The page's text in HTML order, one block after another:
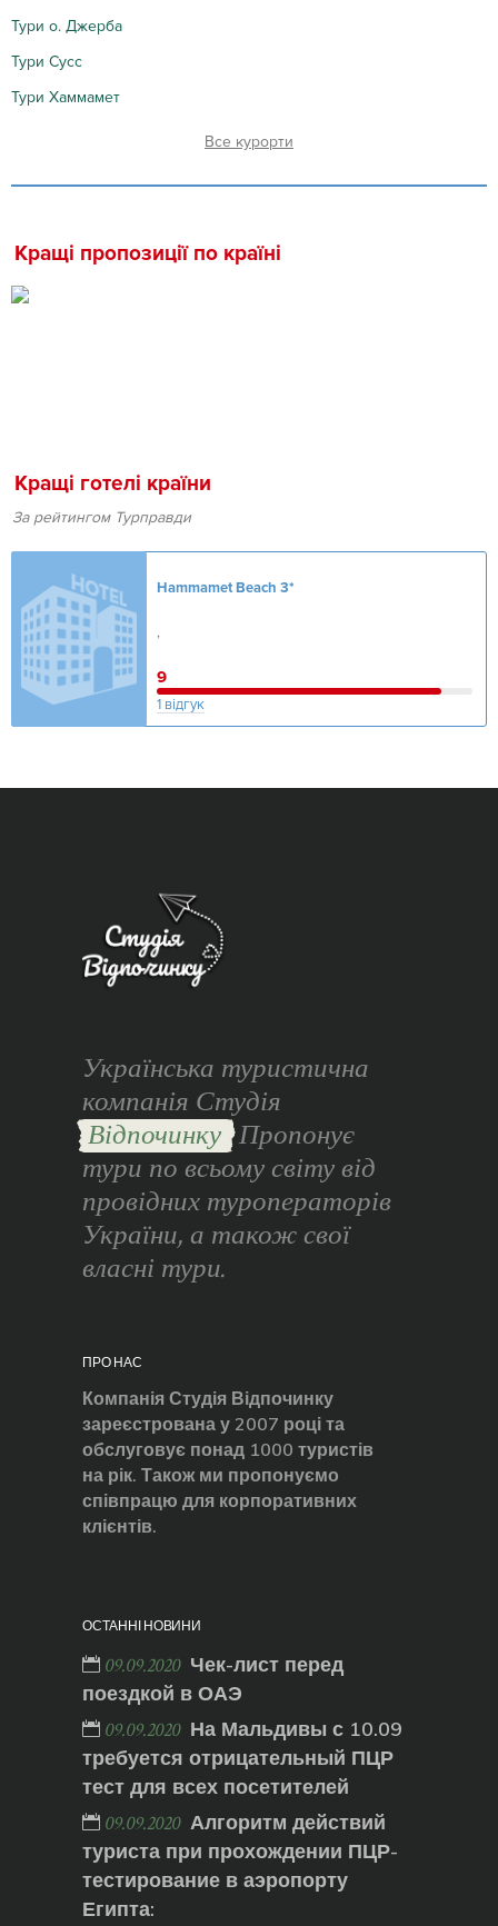
Тури о. Джерба
Тури Сусс
Тури Хаммамет
курорти
Кращі пропозиції по країні
Кращі готелі країни
За рейтингом Турправди
Hammamet Beach 3*
,
9
1 відгук
Українська туристична
компанія Студія
Відпочинку Пропонує
тури по всьому світу від
провідних туроператорів
України, а також свої
власні тури.
ПРО НАС
Компанія Студія Відпочинку
зареєстрована у 2007 році та
обслуговує понад 1000 туристів
на рік. Також ми пропонуємо
співпрацю для корпоративних
клієнтів.
ОСТАННІ НОВИНИ
09.09.2020 Чек-лист перед
поездкой в ОАЭ
09.09.2020 На Мальдивы с 10.09
требуется отрицательный ПЦР
тест для всех посетителей
09.09.2020 Алгоритм действий
туриста при прохождении ПЦР-
тестирование в аэропорту
Египта: